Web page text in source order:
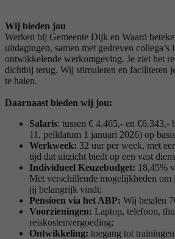
Wij bieden jou
Werken bij Gemeente Dijk en Waard
uitdagingen, samen met gedreven collega’s
ontwikkelende werkomgeving. Je ziet het
dichtbij terug. Wij stimuleren en faciliteren
te halen.
Daarnaast bieden wij jou:
Salaris: tussen € 4.465,- en €6.343,-
11, peildatum 1 januari 2026) op
Werkweek: 32 uur per week, met
tijd dat uitzicht biedt op een vast
Individueel Keuzebudget: 18,45%
Met verschillende mogelijkheden om
jij belangrijk vindt;
Pensioen via het ABP: Wij betalen
Voorzieningen: Laptop, telefoon,
reiskostenvergoeding;
Ontwikkeling: toegang tot